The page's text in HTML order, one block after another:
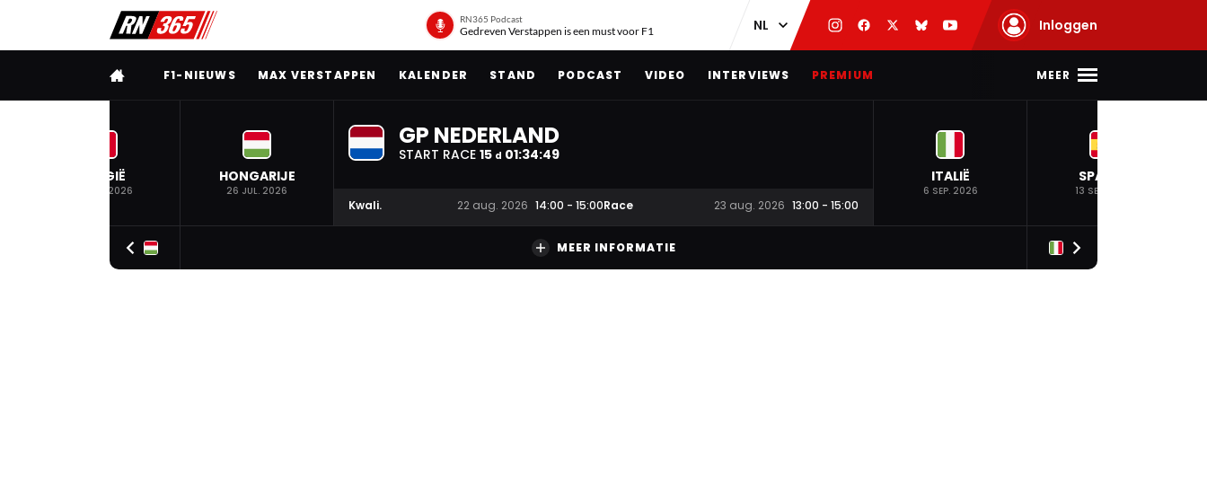
RN365 Podcast
Gedreven Verstappen is een must voor F1 Inloggen
VOLLEDIG MENU
F1-NIEUWS MAX VERSTAPPEN KALENDER STAND PODCAST VIDEO INTERVIEWS PREMIUM MEER
BELGIË
19 JUL. 2026
HONGARIJE
26 JUL. 2026
GP NEDERLAND
START RACE 15 d 01:34:48
Kwali. 22 aug. 2026 14:00 - 15:00Race 23 aug. 2026 13:00 - 15:00
ITALIË
6 SEP. 2026
SPANJE
13 SEP. 2026
MEER INFORMATIE